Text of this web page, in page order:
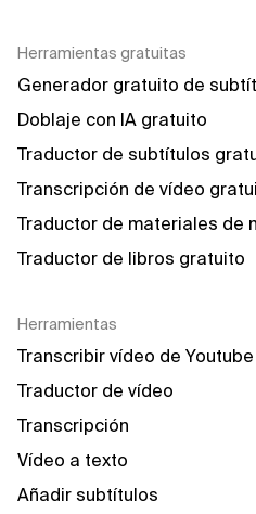
Herramientas gratuitas
Generador gratuito de
Doblaje con IA gratuito
Traductor de subtítulos
Transcripción de vídeo
Traductor de materiales de
Traductor de libros gratuito
Herramientas
Transcribir vídeo de Youtube
Traductor de vídeo
Transcripción
Vídeo a texto
Añadir subtítulos